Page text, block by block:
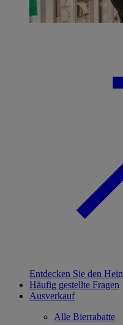
Entdecken Sie den
Häufig gestellte Fragen
Ausverkauf
Alle Bierrabatte